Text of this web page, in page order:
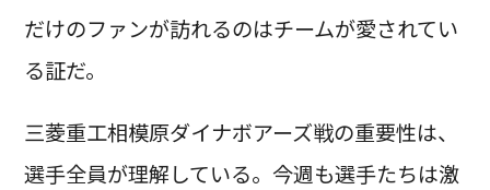
だけのファンが訪れるのはチームが愛されてい
る証だ。
三菱重工相模原ダイナボアーズ戦の重要性は、
選手全員が理解している。今週も選手たちは激